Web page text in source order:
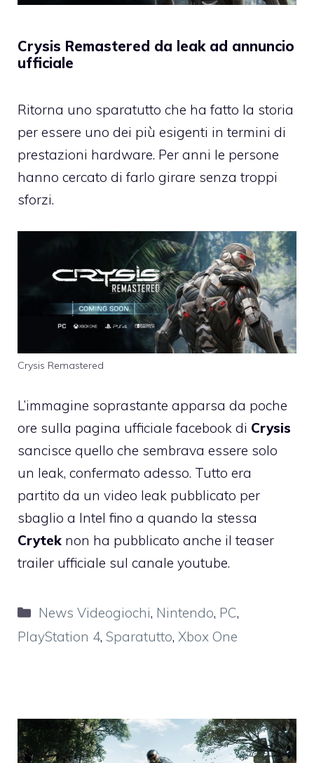
Crysis Remastered da leak ad annuncio
ufficiale
Ritorna uno sparatutto che ha fatto la storia
per essere uno dei più esigenti in termini di
prestazioni hardware. Per anni le persone
hanno cercato di farlo girare senza troppi
sforzi.
Crysis Remastered
L’immagine soprastante apparsa da poche
ore sulla pagina ufficiale facebook di Crysis
sancisce quello che sembrava essere solo
un leak, confermato adesso. Tutto era
partito da un video leak pubblicato per
sbaglio a Intel fino a quando la stessa
Crytek non ha pubblicato anche il teaser
trailer ufficiale sul canale youtube.
Categorie
News Videogiochi, Nintendo, PC,
PlayStation 4, Sparatutto, Xbox One